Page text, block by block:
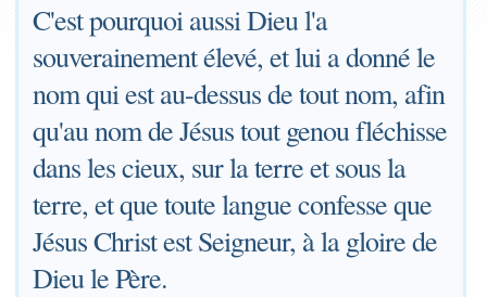
C'est pourquoi aussi Dieu l'a
souverainement élevé, et lui a donné le
nom qui est au-dessus de tout nom, afin
qu'au nom de Jésus tout genou fléchisse
dans les cieux, sur la terre et sous la
terre, et que toute langue confesse que
Jésus Christ est Seigneur, à la gloire de
Dieu le Père.